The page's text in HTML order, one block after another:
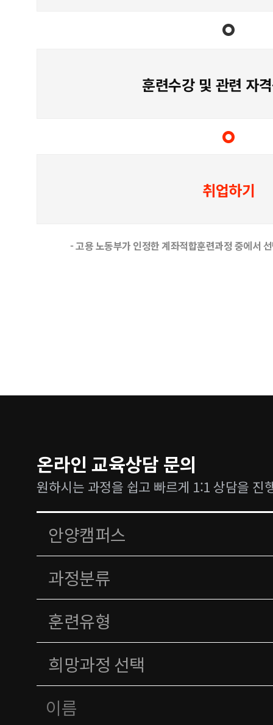
훈련수강 및 관련 자
취업하기
- 고용 노동부가 인정한 계좌적합훈련과정 중에서
온라인 교육상담 문의
원하시는 과정을 쉽고 빠르게 1:1 상담을 진